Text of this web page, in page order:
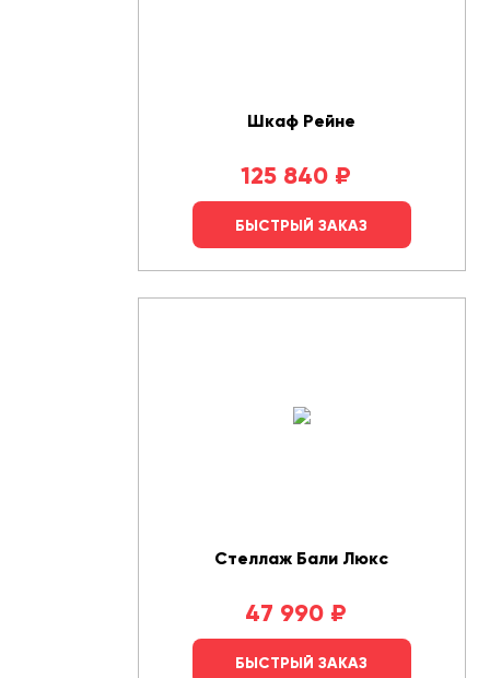
Шкаф Рейне
125 840 ₽
БЫСТРЫЙ ЗАКАЗ
Стеллаж Бали Люкс
47 990 ₽
БЫСТРЫЙ ЗАКАЗ